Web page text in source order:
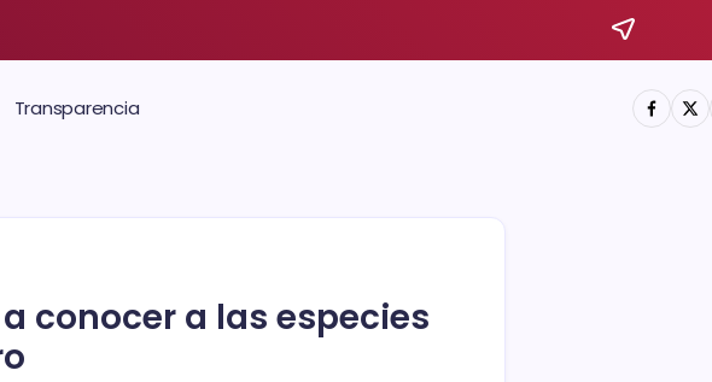
Transparencia
conocer a las especies